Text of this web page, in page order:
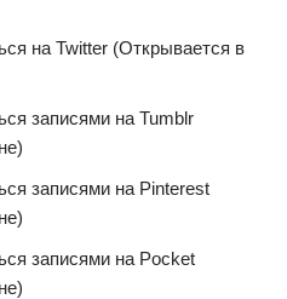
на Twitter (Открывается в
записями на Tumblr
записями на Pinterest
записями на Pocket